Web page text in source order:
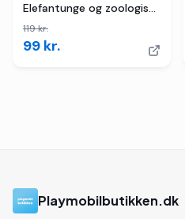
Elefantunge og zoologisk
havepasser
119kr.
99 kr.
Playmobilbutikken.dk